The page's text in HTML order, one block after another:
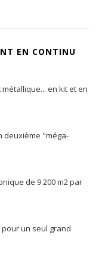
EN CONTINU
en kit et en
deuxième "méga-
de 9 200 m2 par
un seul grand